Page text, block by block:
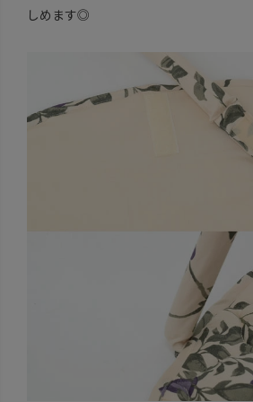
しめます◎